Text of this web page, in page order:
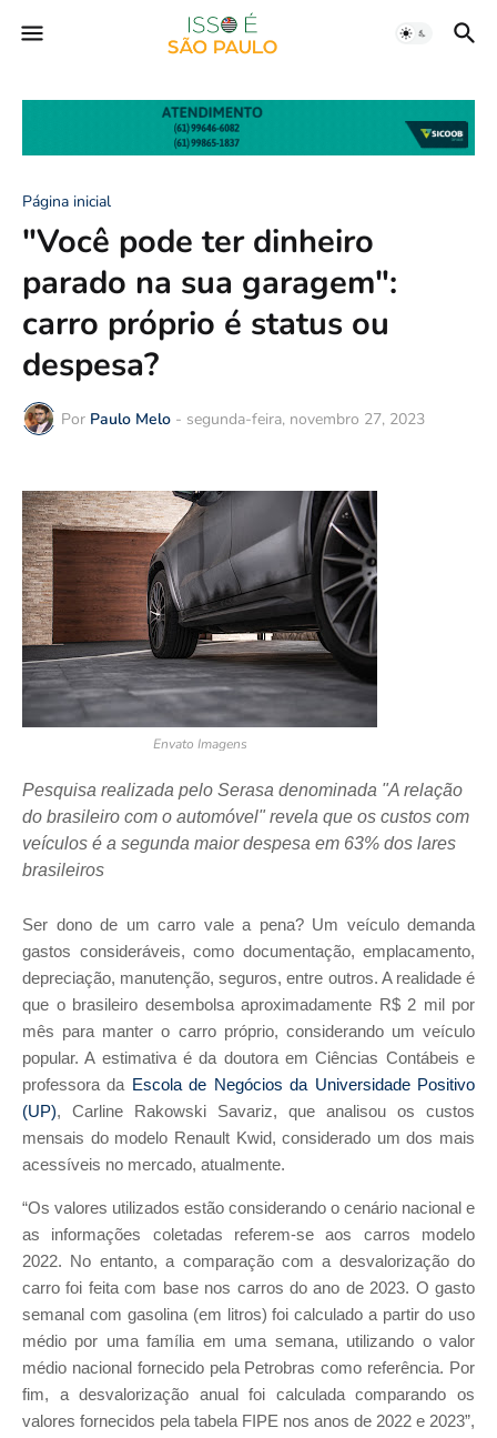
Página inicial
"Você pode ter dinheiro
parado na sua garagem":
carro próprio é status ou
despesa?
Por Paulo Melo - segunda-feira, novembro 27, 2023
Envato Imagens
Pesquisa realizada pelo Serasa denominada "A relação
do brasileiro com o automóvel" revela que os custos com
veículos é a segunda maior despesa em 63% dos lares
brasileiros
Ser dono de um carro vale a pena? Um veículo demanda
gastos consideráveis, como documentação, emplacamento,
depreciação, manutenção, seguros, entre outros. A realidade é
que o brasileiro desembolsa aproximadamente R$ 2 mil por
mês para manter o carro próprio, considerando um veículo
popular. A estimativa é da doutora em Ciências Contábeis e
professora da Escola de Negócios da Universidade Positivo
(UP), Carline Rakowski Savariz, que analisou os custos
mensais do modelo Renault Kwid, considerado um dos mais
acessíveis no mercado, atualmente.
“Os valores utilizados estão considerando o cenário nacional e
as informações coletadas referem-se aos carros modelo
2022. No entanto, a comparação com a desvalorização do
carro foi feita com base nos carros do ano de 2023. O gasto
semanal com gasolina (em litros) foi calculado a partir do uso
médio por uma família em uma semana, utilizando o valor
médio nacional fornecido pela Petrobras como referência. Por
fim, a desvalorização anual foi calculada comparando os
valores fornecidos pela tabela FIPE nos anos de 2022 e 2023”,